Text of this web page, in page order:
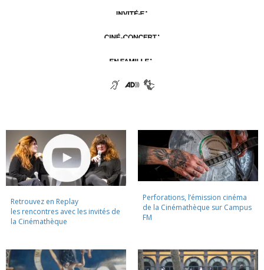
Retrouvez en Replay
les rencontres avec les invités de
la Cinémathèque
Perforations, l’émission cinéma
de la Cinémathèque sur Campus
FM